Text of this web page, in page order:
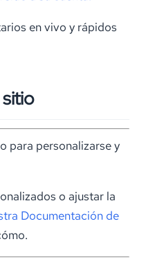
en vivo y rápidos
para personalizarse y
o ajustar la
Documentación de